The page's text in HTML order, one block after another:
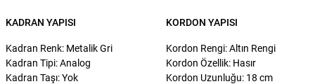
KADRAN YAPISI
Kadran Renk: Metalik Gri
Kadran Tipi: Analog
Kadran Taşı: Yok
KORDON YAPISI
Kordon Rengi: Altın Rengi
Kordon Özellik: Hasır
Kordon Uzunluğu: 18 cm